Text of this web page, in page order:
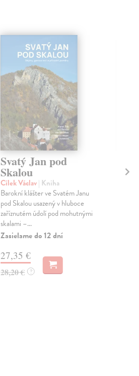
Svatý Jan pod
Skalou
Cílek Václav| Kniha
Barokní klášter ve Svatém Janu
pod Skalou usazený v hluboce
zaříznutém údolí pod mohutnými
skalami –...
Zasielame do 12 dní
27,35 €
28,20 € ?